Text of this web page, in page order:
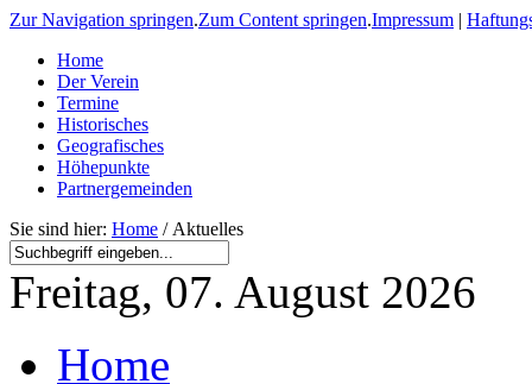
Zur Navigation springen.Zum Content springen.Impressum |
Home
Der Verein
Termine
Historisches
Geografisches
Höhepunkte
Partnergemeinden
Sie sind hier: Home / Aktuelles
Freitag, 07. August 2026
Home